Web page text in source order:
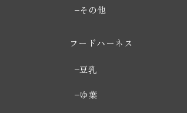
その他
フードハーネス
豆乳
ゆ葉